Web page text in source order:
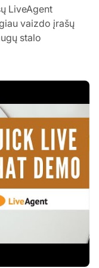
LiveAgent
vaizdo įrašų
stalo